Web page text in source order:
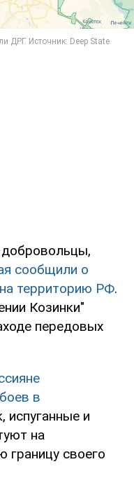
сообщили о
территорию РФ.
Козинки"
передовых
в
испуганные и
на
границу своего